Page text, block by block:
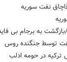
قاچاق نفت سوریه
بازگشت به برجام بی
نفت توسط جنگنده روس
ترکیه در حومه ادلب